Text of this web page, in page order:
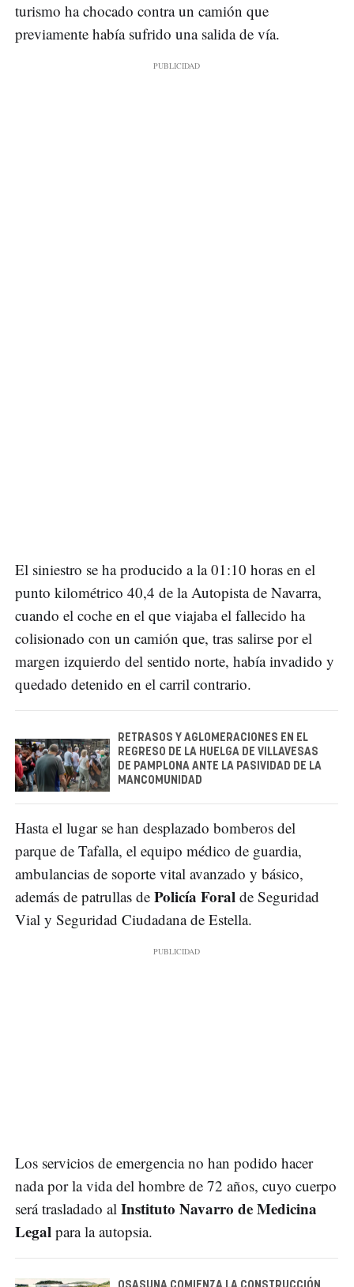
turismo ha chocado contra un camión que
previamente había sufrido una salida de vía.
El siniestro se ha producido a la 01:10 horas en el
punto kilométrico 40,4 de la Autopista de Navarra,
cuando el coche en el que viajaba el fallecido ha
colisionado con un camión que, tras salirse por el
margen izquierdo del sentido norte, había invadido y
quedado detenido en el carril contrario.
RETRASOS Y AGLOMERACIONES EN EL
REGRESO DE LA HUELGA DE VILLAVESAS
DE PAMPLONA ANTE LA PASIVIDAD DE LA
MANCOMUNIDAD
Hasta el lugar se han desplazado bomberos del
parque de Tafalla, el equipo médico de guardia,
ambulancias de soporte vital avanzado y básico,
además de patrullas de Policía Foral de Seguridad
Vial y Seguridad Ciudadana de Estella.
Los servicios de emergencia no han podido hacer
nada por la vida del hombre de 72 años, cuyo cuerpo
será trasladado al Instituto Navarro de Medicina
Legal para la autopsia.